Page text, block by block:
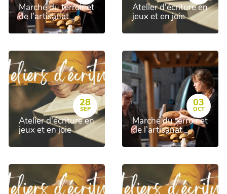
Marché du terroir et
de l’artisanat
Atelier d'écriture en
jeux et en joie
28
SEP
Atelier d'écriture en
jeux et en joie
03
OCT
Marché du terroir et
de l’artisanat